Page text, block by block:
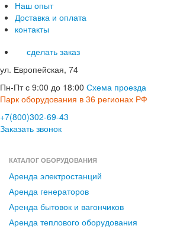
Наш опыт
Доставка и оплата
контакты
сделать заказ
ул. Европейская, 74
Пн-Пт с 9:00 до 18:00 Схема проезда
Парк оборудования в 36 регионах РФ
+7(800)302-69-43
Заказать звонок
КАТАЛОГ ОБОРУДОВАНИЯ
Аренда электростанций
Аренда генераторов
Аренда бытовок и вагончиков
Аренда теплового оборудования